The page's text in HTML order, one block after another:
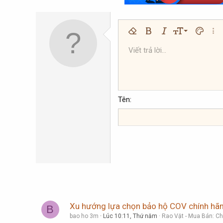
Xóa định dạng
Bold In nghiêngKích thước
9
10
18
22
Màu chữ
Phông chữArial
Tahoma
Times New Roman
Gạch ngang
Gạch chân
Insert horizontal line
SpoilerMã
Viết trả lời...
Tên
B Xu hướng lựa chọn bảo hộ COV chính
bao ho 3m Lúc 10:11, Thứ năm Rao Vặt - Mua Bán: